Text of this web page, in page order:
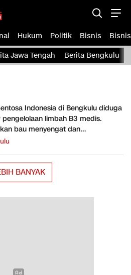
– Akurat dan Terverifikasi
Hukum Politik Bisnis Bisnis
Jawa Tengah Berita Bengkulu
Indonesia di Bengkulu diduga
pengelolaan limbah B3 medis.
bau menyengat dan
BANYAK